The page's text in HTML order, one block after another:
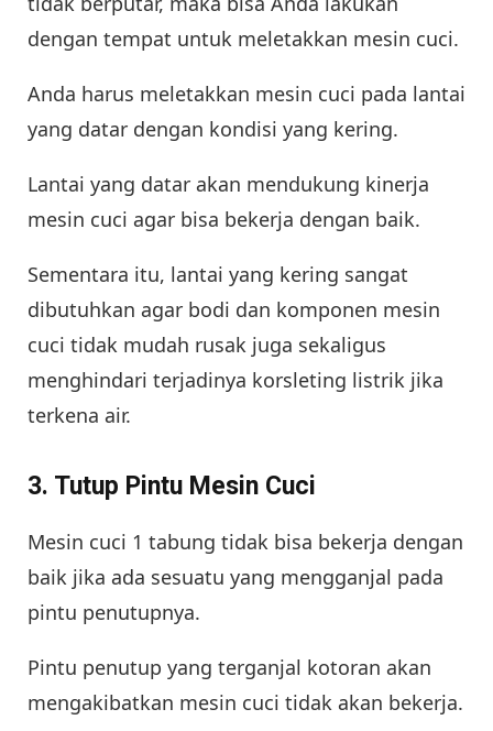
dengan tempat untuk meletakkan mesin cuci.
Anda harus meletakkan mesin cuci pada lantai
yang datar dengan kondisi yang kering.
Lantai yang datar akan mendukung kinerja
mesin cuci agar bisa bekerja dengan baik.
Sementara itu, lantai yang kering sangat
dibutuhkan agar bodi dan komponen mesin
cuci tidak mudah rusak juga sekaligus
menghindari terjadinya korsleting listrik jika
terkena air.
3. Tutup Pintu Mesin Cuci
Mesin cuci 1 tabung tidak bisa bekerja dengan
baik jika ada sesuatu yang mengganjal pada
pintu penutupnya.
Pintu penutup yang terganjal kotoran akan
mengakibatkan mesin cuci tidak akan bekerja.